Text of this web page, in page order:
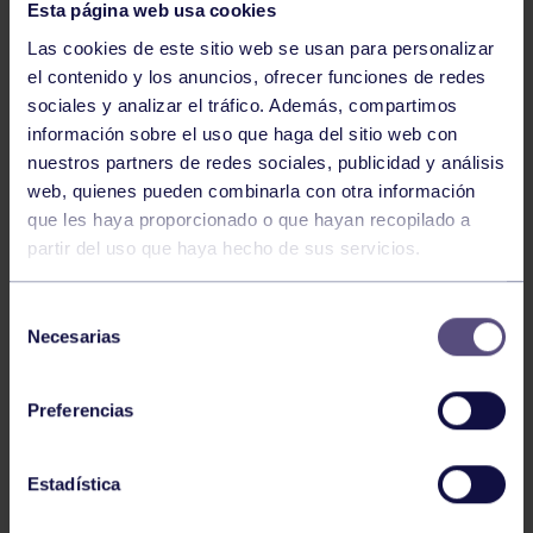
Esta página web usa cookies
Las cookies de este sitio web se usan para personalizar
el contenido y los anuncios, ofrecer funciones de redes
sociales y analizar el tráfico. Además, compartimos
información sobre el uso que haga del sitio web con
nuestros partners de redes sociales, publicidad y análisis
web, quienes pueden combinarla con otra información
que les haya proporcionado o que hayan recopilado a
partir del uso que haya hecho de sus servicios.
Necesarias
Preferencias
Estadística
GAF 26 Jun 2026
CLARA LOCHÉ, SUBCAMPEONA DE
ESPAÑA